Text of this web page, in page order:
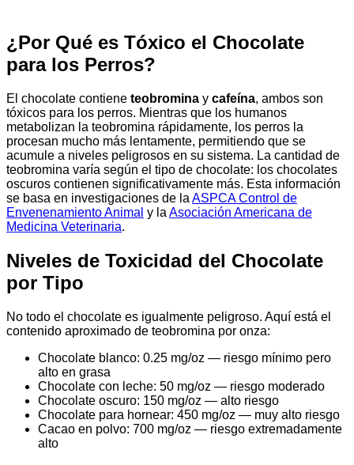
¿Por Qué es Tóxico el Chocolate
para los Perros?
El chocolate contiene teobromina y cafeína, ambos son
tóxicos para los perros. Mientras que los humanos
metabolizan la teobromina rápidamente, los perros la
procesan mucho más lentamente, permitiendo que se
acumule a niveles peligrosos en su sistema. La cantidad de
teobromina varía según el tipo de chocolate: los chocolates
oscuros contienen significativamente más. Esta información
se basa en investigaciones de la ASPCA Control de
Envenenamiento Animal y la Asociación Americana de
Medicina Veterinaria.
Niveles de Toxicidad del Chocolate
por Tipo
No todo el chocolate es igualmente peligroso. Aquí está el
contenido aproximado de teobromina por onza:
Chocolate blanco: 0.25 mg/oz — riesgo mínimo pero
alto en grasa
Chocolate con leche: 50 mg/oz — riesgo moderado
Chocolate oscuro: 150 mg/oz — alto riesgo
Chocolate para hornear: 450 mg/oz — muy alto riesgo
Cacao en polvo: 700 mg/oz — riesgo extremadamente
alto